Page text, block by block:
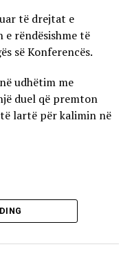
të drejtat e
rëndësishme të
së Konferencës.
udhëtim me
duel që premton
lartë për kalimin në